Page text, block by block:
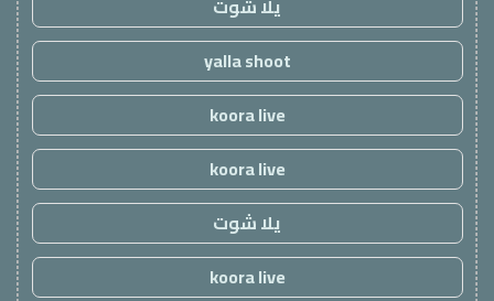
يلا شوت
yalla shoot
koora live
koora live
يلا شوت
koora live